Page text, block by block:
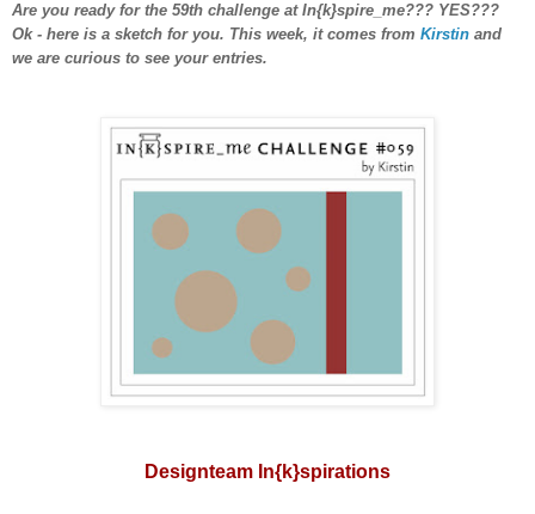
Are you ready for the 59th challenge at In{k}spire_me??? YES???
Ok - here is a sketch for you. This week, it comes from Kirstin and
we are curious to see your entries.
Designteam In{k}spirations